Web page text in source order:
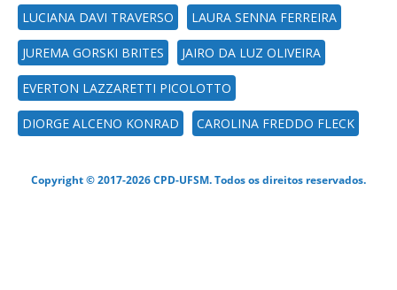
LUCIANA DAVI TRAVERSO LAURA SENNA FERREIRA
JUREMA GORSKI BRITES JAIRO DA LUZ OLIVEIRA
EVERTON LAZZARETTI PICOLOTTO
DIORGE ALCENO KONRAD CAROLINA FREDDO FLECK
Copyright © 2017-2026 CPD-UFSM. Todos os direitos reservados.